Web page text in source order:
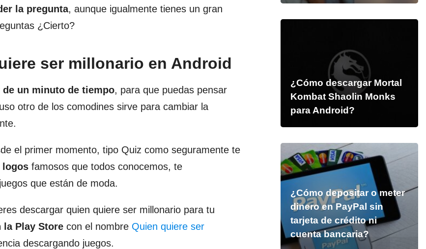
la pregunta, aunque igualmente tienes un gran
¿Cierto?
ser millonario en Android
un minuto de tiempo, para que puedas pensar
otro de los comodines sirve para cambiar la
el primer momento, tipo Quiz como seguramente te
logos famosos que todos conocemos, te
que están de moda.
descargar quien quiere ser millonario para tu
la Play Store con el nombre Quien quiere ser
descargando juegos.
¿Cómo descargar Mortal
Kombat Shaolin Monks
para Android?
¿Cómo depositar o meter
dinero en PayPal sin
tarjeta de crédito ni
cuenta bancaria?